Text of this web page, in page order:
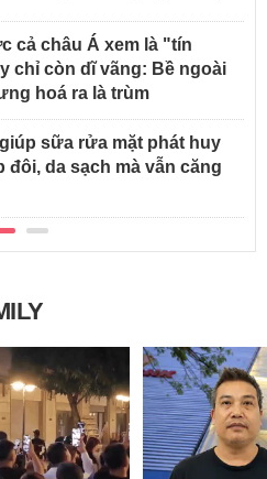
cả châu Á xem là "tín
chỉ còn dĩ vãng: Bề ngoài
hoá ra là trùm
sữa rửa mặt phát huy
đôi, da sạch mà vẫn căng